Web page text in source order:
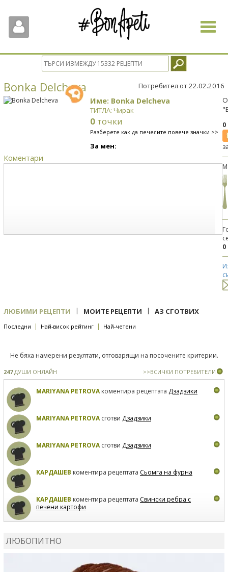
Toggle
Bonka Delcheva Потребител от 22.02.2016
Име: Bonka Delcheva
ТИТЛА: Чирак
0 точки
Разберете как да печелите повече значки >>
За мен:
Коментари
0
ЛЮБИМИ РЕЦЕПТИ | МОИТЕ РЕЦЕПТИ | АЗ СГОТВИХ
Последни | Най-висок рейтинг | Най-четени
Не бяха намерени резултати, отговарящи на посочените критерии.
247ДУШИ ОНЛАЙН >>ВСИЧКИ ПОТРЕБИТЕЛИ
MARIYANA PETROVAкоментира рецептата Дзадзики
MARIYANA PETROVAсготви Дзадзики
MARIYANA PETROVAсготви Дзадзики
КАРДАШЕВ коментира рецептата Сьомга на фурна
КАРДАШЕВ коментира рецептата Свински ребра с
печени картофи
ЛЮБОПИТНО